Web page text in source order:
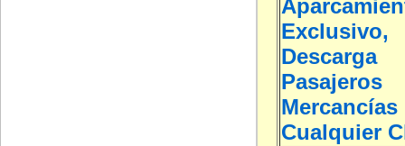
Cualquier